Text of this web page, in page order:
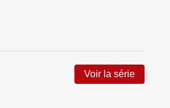
Voir la série